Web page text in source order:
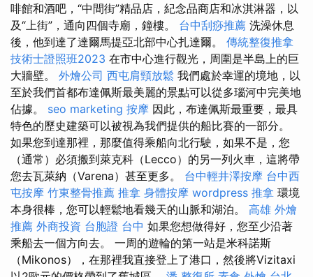
啡館和酒吧，“中間街”精品店，紀念品商店和冰淇淋器，以
及“上街”，通向四個寺廟，鐘樓。 台中刮痧推薦 洗澡休息
後，他到達了達爾馬提亞北部中心扎達爾。 傳統整復推拿
技術士證照班2023 在市中心進行觀光，周圍是半島上的巨
大牆壁。 外燴公司 西屯肩頸放鬆 我們處於幸運的境地，以
至於我們首都布達佩斯最美麗的景點可以從多瑙河中完美地
佔據。 seo marketing 按摩 因此，布達佩斯最重要，最具
特色的歷史建築可以被視為我們提供的船比賽的一部分。
如果您到達那裡，那麼值得乘船向北行駛，如果不是，您
（通常）必須搬到萊克科（Lecco）的另一列火車，這將帶
您去瓦萊納（Varena）甚至更多。 台中輕井澤按摩 台中西
屯按摩 竹東整骨推薦 推拿 身體按摩 wordpress 推拿 環境
本身很棒，您可以輕鬆地看幾天的山脈和湖泊。 高雄 外燴
推薦 外商投資 台胞證 台中 如果您想做得好，您至少沿著
乘船去一個方向去。 一周的遊輪的第一站是米科諾斯
（Mikonos），在那裡我直接登上了港口，然後將Vizitaxi